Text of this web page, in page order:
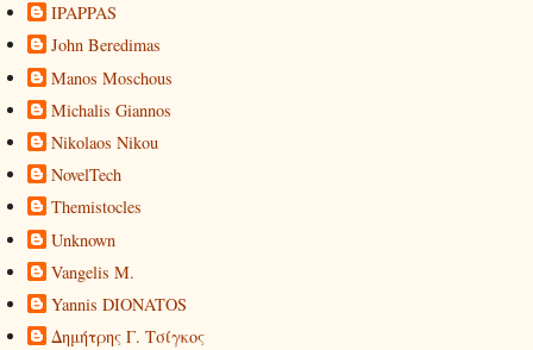
IPAPPAS
John Beredimas
Manos Moschous
Michalis Giannos
Nikolaos Nikou
NovelTech
Themistocles
Unknown
Vangelis M.
Yannis DIONATOS
Δημήτρης Γ. Τσίγκος